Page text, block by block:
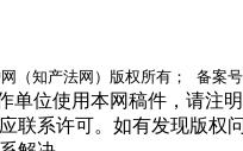
（知产法网）版权所有； 备案号
单位使用本网稿件，请注
联系许可。如有发现版权